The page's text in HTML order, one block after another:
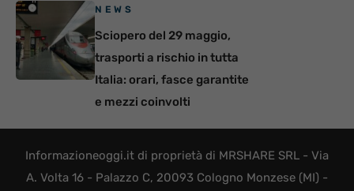
NEWS
Sciopero del 29 maggio,
trasporti a rischio in tutta
Italia: orari, fasce garantite
e mezzi coinvolti
Informazioneoggi.it di proprietà di MRSHARE SRL - Via
A. Volta 16 - Palazzo C, 20093 Cologno Monzese (MI) -